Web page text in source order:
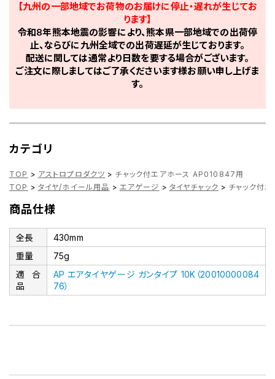
【九州の一部地域でお荷物のお届けに停止・遅れが生じてお
ります】
令和8年熊本地震の影響により、熊本県一部地域での出荷停
止、ならびに九州全域での出荷遅延が生じております。
配送に関しては通常より日数を要する場合がございます。
ご注文に際しましてはご了承くださいます様お願い申し上げま
す。
カテゴリ
TOP > アストロプロダクツ > チャック付エアホース AP010847用
TOP > タイヤ/ホイール用品 > エアゲージ > タイヤチャック > チャック付
商品仕様
全長
430mm
重量
75g
適合
品
AP エアタイヤゲージ ガンタイプ 10K（20010000084
76）